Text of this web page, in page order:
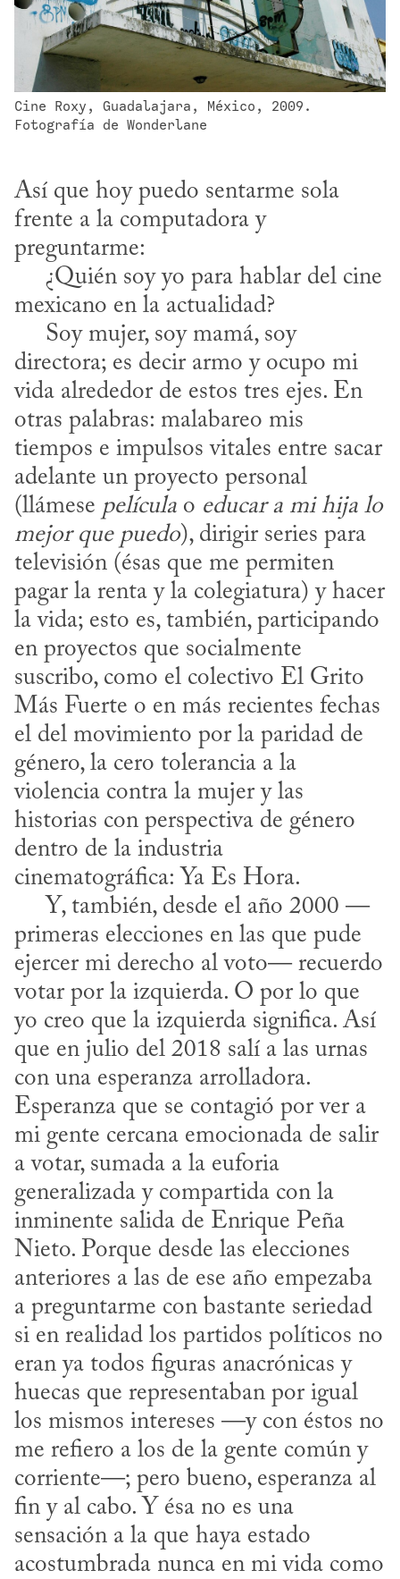
Cine Roxy, Guadalajara, México, 2009.
Fotografía de Wonderlane
Así que hoy puedo sentarme sola
frente a la computadora y
preguntarme:
mexicano en la actualidad?
directora; es decir armo y ocupo mi
vida alrededor de estos tres ejes. En
otras palabras: malabareo mis
tiempos e impulsos vitales entre sacar
adelante un proyecto personal
(llámese película o educar a mi hija lo
mejor que puedo), dirigir series para
televisión (ésas que me permiten
pagar la renta y la colegiatura) y hacer
la vida; esto es, también, participando
en proyectos que socialmente
suscribo, como el colectivo El Grito
Más Fuerte o en más recientes fechas
el del movimiento por la paridad de
género, la cero tolerancia a la
violencia contra la mujer y las
historias con perspectiva de género
dentro de la industria
cinematográfica: Ya Es Hora.
primeras elecciones en las que pude
ejercer mi derecho al voto— recuerdo
votar por la izquierda. O por lo que
yo creo que la izquierda significa. Así
que en julio del 2018 salí a las urnas
con una esperanza arrolladora.
Esperanza que se contagió por ver a
mi gente cercana emocionada de salir
a votar, sumada a la euforia
generalizada y compartida con la
inminente salida de Enrique Peña
Nieto. Porque desde las elecciones
anteriores a las de ese año empezaba
a preguntarme con bastante seriedad
si en realidad los partidos políticos no
eran ya todos figuras anacrónicas y
huecas que representaban por igual
los mismos intereses —y con éstos no
me refiero a los de la gente común y
corriente—; pero bueno, esperanza al
fin y al cabo. Y ésa no es una
sensación a la que haya estado
acostumbrada nunca en mi vida como